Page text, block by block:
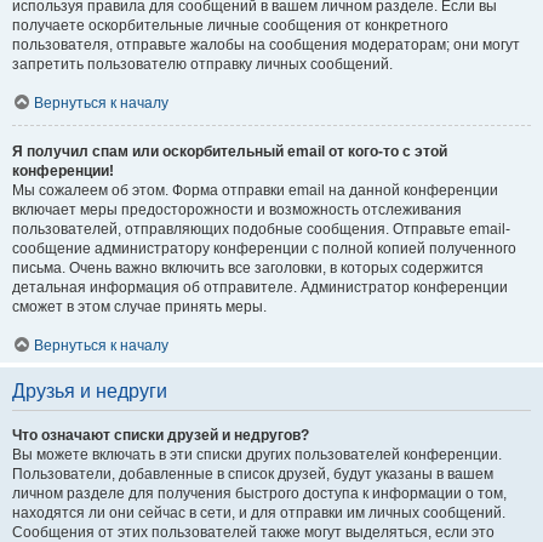
используя правила для сообщений в вашем личном разделе. Если вы
получаете оскорбительные личные сообщения от конкретного
пользователя, отправьте жалобы на сообщения модераторам; они могут
запретить пользователю отправку личных сообщений.
Вернуться к началу
Я получил спам или оскорбительный email от кого-то с этой
конференции!
Мы сожалеем об этом. Форма отправки email на данной конференции
включает меры предосторожности и возможность отслеживания
пользователей, отправляющих подобные сообщения. Отправьте email-
сообщение администратору конференции с полной копией полученного
письма. Очень важно включить все заголовки, в которых содержится
детальная информация об отправителе. Администратор конференции
сможет в этом случае принять меры.
Вернуться к началу
Друзья и недруги
Что означают списки друзей и недругов?
Вы можете включать в эти списки других пользователей конференции.
Пользователи, добавленные в список друзей, будут указаны в вашем
личном разделе для получения быстрого доступа к информации о том,
находятся ли они сейчас в сети, и для отправки им личных сообщений.
Сообщения от этих пользователей также могут выделяться, если это